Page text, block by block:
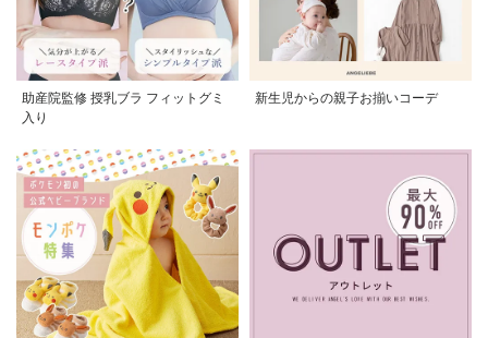
助産院監修 授乳ブラ フィットグミ
入り
新生児からの親子お揃いコーデ